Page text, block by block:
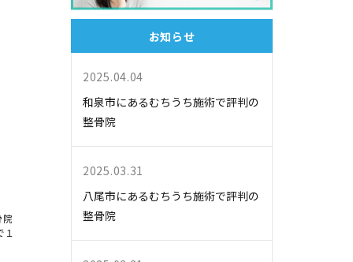
お知らせ
2025.04.04
和泉市にあるむちうち施術で評判の
整骨院
2025.03.31
八尾市にあるむちうち施術で評判の
整骨院